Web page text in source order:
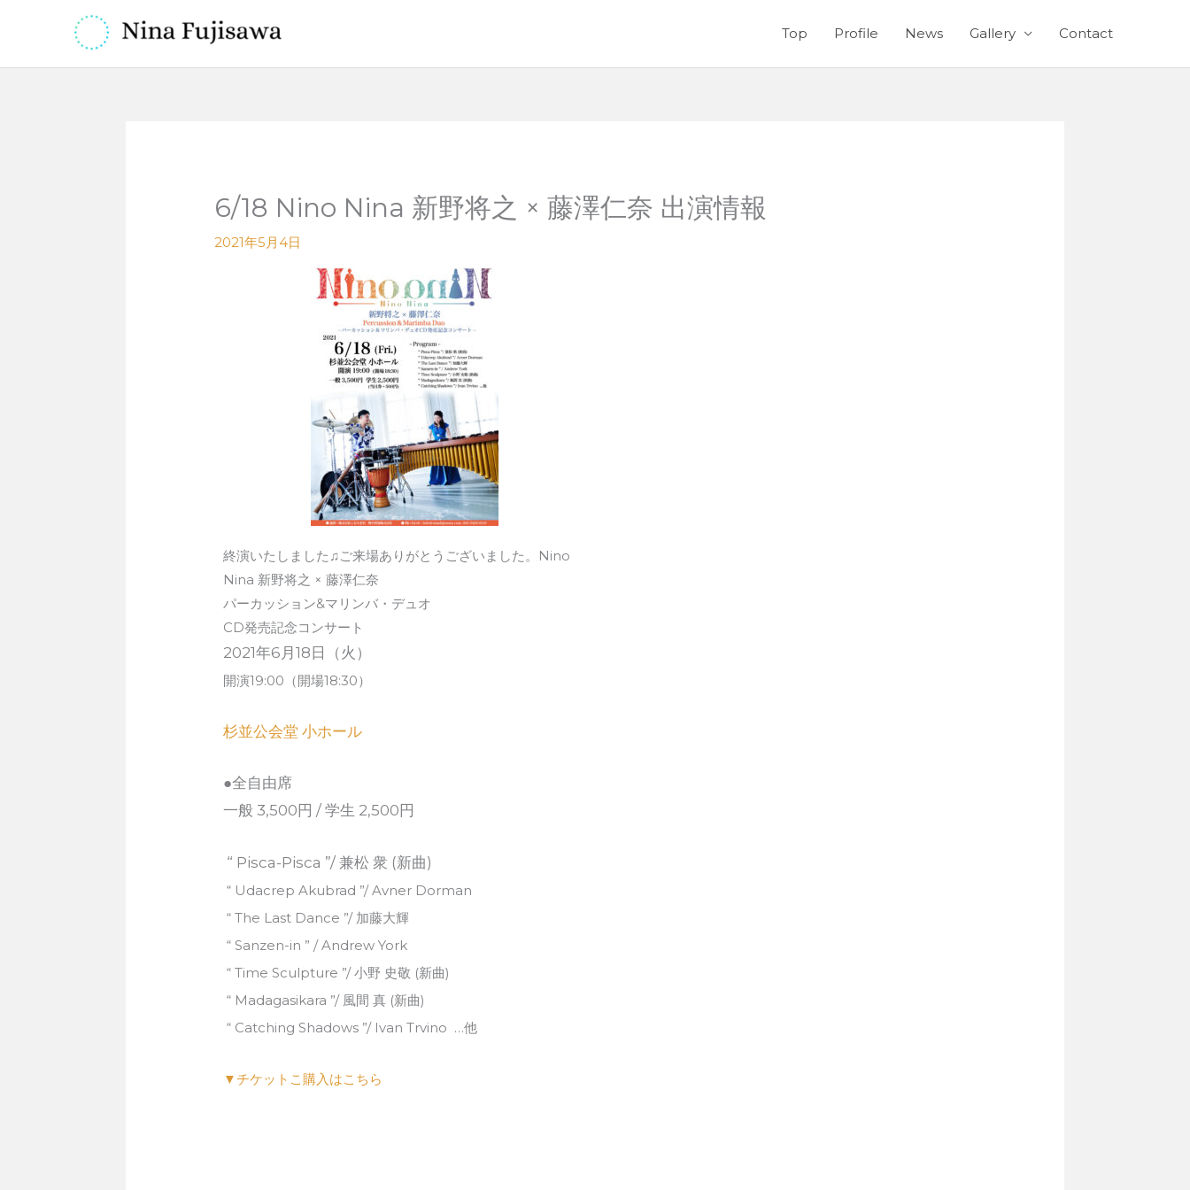
Top Profile News Gallery Contact
6/18 Nino Nina 新野将之 × 藤澤仁奈 出演情報
2021年5月4日
終演いたしました♫ご来場ありがとうございました。Nino
Nina 新野将之 × 藤澤仁奈
パーカッション&マリンバ・デュオ
CD発売記念コンサート
2021年6月18日（火）
開演19:00（開場18:30）
杉並公会堂 小ホール
●全自由席
一般 3,500円 / 学生 2,500円
“ Pisca-Pisca ”/ 兼松 衆 (新曲)
“ Udacrep Akubrad ”/ Avner Dorman
“ The Last Dance ”/ 加藤大輝
“ Sanzen-in ” / Andrew York
“ Time Sculpture ”/ 小野 史敬 (新曲)
“ Madagasikara ”/ 風間 真 (新曲)
“ Catching Shadows ”/ Ivan Trvino …他
▼チケットこ購入はこちら